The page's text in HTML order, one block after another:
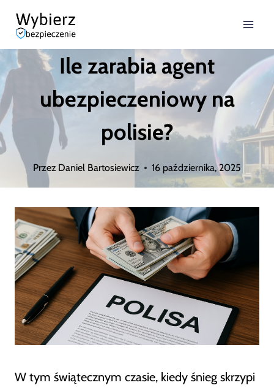
Przejdź
treści
Ile zarabia agent
ubezpieczeniowy na
polisie?
Przez Daniel Bartosiewicz 16 października, 2025
W tym świątecznym czasie, kiedy śnieg skrzypi